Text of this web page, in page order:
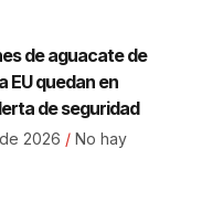
de aguacate de
EU quedan en
de seguridad
2026 No hay